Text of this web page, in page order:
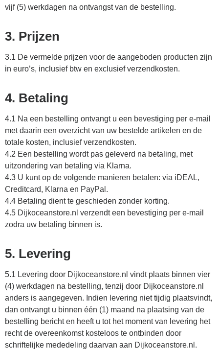
vijf (5) werkdagen na ontvangst van de bestelling.
3. Prijzen
3.1 De vermelde prijzen voor de aangeboden producten zijn
in euro’s, inclusief btw en exclusief verzendkosten.
4. Betaling
4.1 Na een bestelling ontvangt u een bevestiging per e-mail
met daarin een overzicht van uw bestelde artikelen en de
totale kosten, inclusief verzendkosten.
4.2 Een bestelling wordt pas geleverd na betaling, met
uitzondering van betaling via Klarna.
4.3 U kunt op de volgende manieren betalen: via iDEAL,
Creditcard, Klarna en PayPal.
4.4 Betaling dient te geschieden zonder korting.
4.5 Dijkoceanstore.nl verzendt een bevestiging per e-mail
zodra uw betaling binnen is.
5. Levering
5.1 Levering door Dijkoceanstore.nl vindt plaats binnen vier
(4) werkdagen na bestelling, tenzij door Dijkoceanstore.nl
anders is aangegeven. Indien levering niet tijdig plaatsvindt,
dan ontvangt u binnen één (1) maand na plaatsing van de
bestelling bericht en heeft u tot het moment van levering het
recht de overeenkomst kosteloos te ontbinden door
schriftelijke mededeling daarvan aan Dijkoceanstore.nl.